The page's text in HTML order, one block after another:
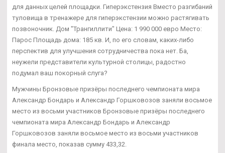
для данных целей площадки. Гиперэкстензия Вместо разгибаний
туловища в тренажере для гиперэкстензии можно растягивать
позвоночник. Дом "Трангиллити" Цена: 1 990 000 евро Место:
Парос Площадь дома: 185 кв. И, по его словам, каких-либо
перспектив для улучшения сотрудничества пока нет. Ба,
неужели представители культурной столицы, радостно
подумал ваш покорный слуга?
Мужчины Бронзовые призёры последнего чемпионата мира
Александр Бондарь и Александр Горшковозов заняли восьмое
место из восьми участников Бронзовые призёры последнего
чемпионата мира Александр Бондарь и Александр
Горшковозов заняли восьмое место из восьми участников
финала место, показав сумму 433,32.